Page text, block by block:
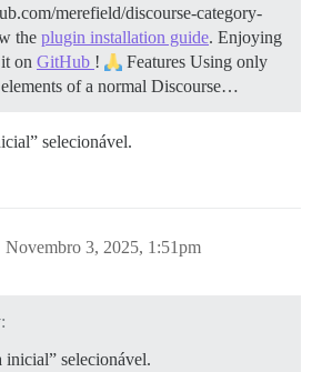
merefield/discourse-category-
the plugin installation guide. Enjoying
it on GitHub !
Features Using only
of a normal Discourse…
selecionável.
Novembro 3, 2025, 1:51pm
inicial” selecionável.